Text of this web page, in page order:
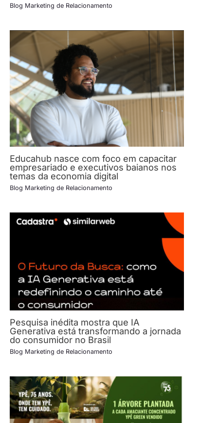
Blog Marketing de Relacionamento
Educahub nasce com foco em capacitar
empresariado e executivos baianos nos
temas da economia digital
Blog Marketing de Relacionamento
Pesquisa inédita mostra que IA
Generativa está transformando a jornada
do consumidor no Brasil
Blog Marketing de Relacionamento